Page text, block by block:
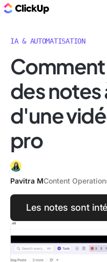
IA & AUTOMATISATION
des notes
d'une
pro
Pavitra MContent
Les notes sont